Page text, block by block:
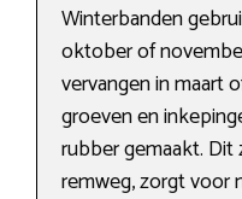
Winterbanden
oktober of
vervangen in maart
groeven en
rubber gemaakt.
remweg, zorgt voor